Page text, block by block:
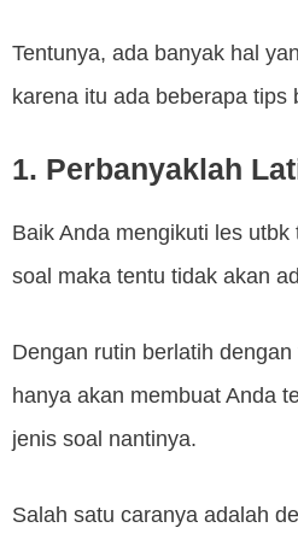
Tentunya, ada banyak hal
karena itu ada beberapa
1. Perbanyaklah
Baik Anda mengikuti les
soal maka tentu tidak akan
Dengan rutin berlatih
hanya akan membuat Anda
jenis soal nantinya.
Salah satu caranya adalah